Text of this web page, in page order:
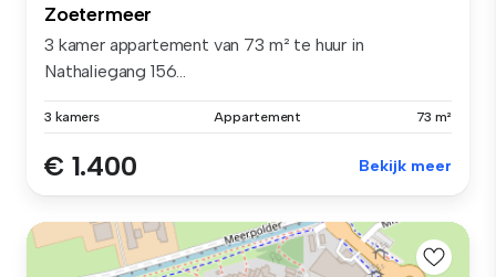
Zoetermeer
3 kamer appartement van 73 m² te huur in
Nathaliegang 156...
3 kamers Appartement 73 m²
€ 1.400 Bekijk meer